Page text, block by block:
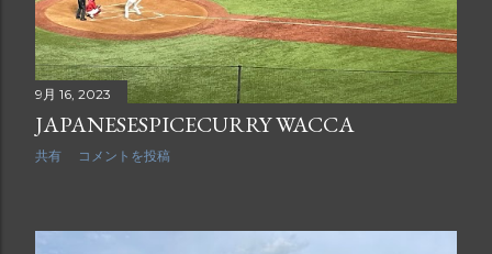
9月 16, 2023
JAPANESESPICECURRY WACCA
共有 コメントを投稿